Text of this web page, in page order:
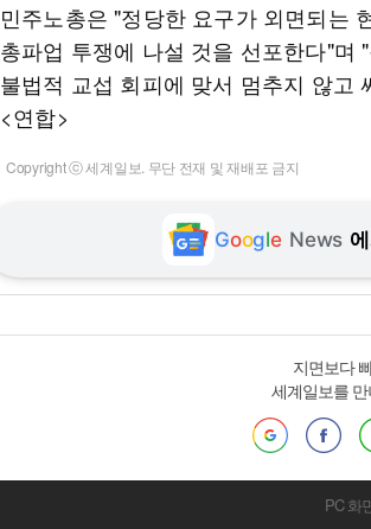
민주노총은 "정당한 요구가 외면되는
총파업 투쟁에 나설 것을 선포한다"며
불법적 교섭 회피에 맞서 멈추지 않고
<연합>
Copyright ⓒ 세계일보. 무단 전재 및 재배포 금지
Google News
지면보다
세계일보를
PC 화